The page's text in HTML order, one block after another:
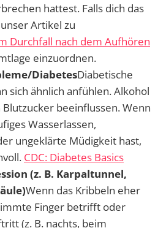
hattest. Falls dich das
Artikel zu
Durchfall nach dem Aufhören
einzuordnen.
DiabetesDiabetische
sich ähnlich anfühlen. Alkohol
beeinflussen. Wenn
Wasserlassen,
ungeklärte Müdigkeit hast,
CDC: Diabetes Basics
(z. B. Karpaltunnel,
Wenn das Kribbeln eher
Finger betrifft oder
(z. B. nachts, beim